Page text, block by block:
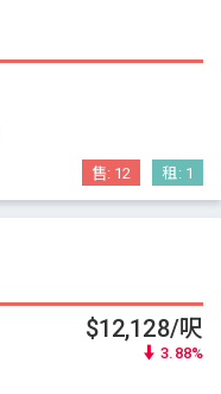
售: 12 租: 1
$12,128/呎
3.88%